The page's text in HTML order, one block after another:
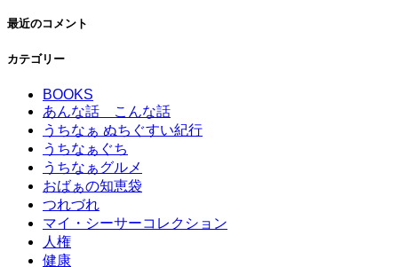
最近のコメント
カテゴリー
BOOKS
あんな話 こんな話
うちなぁ ぬちぐすい紀行
うちなぁぐち
うちなぁグルメ
おばぁの知恵袋
つれづれ
マイ・シーサーコレクション
人権
健康